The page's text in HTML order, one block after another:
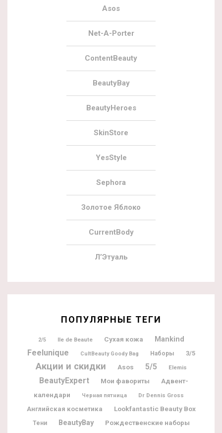
Asos
Net-A-Porter
ContentBeauty
BeautyBay
BeautyHeroes
SkinStore
YesStyle
Sephora
Золотое Яблоко
CurrentBody
Л’Этуаль
ПОПУЛЯРНЫЕ ТЕГИ
2/5 Ile de Beaute Сухая кожа Mankind
Feelunique CultBeauty Goody Bag Наборы 3/5
Акции и скидки Asos 5/5 Elemis
BeautyExpert Мои фавориты
Адвент-
календари
Черная пятница Dr Dennis Gross
Английская косметика Lookfantastic Beauty Box
Тени BeautyBay Рождественские наборы